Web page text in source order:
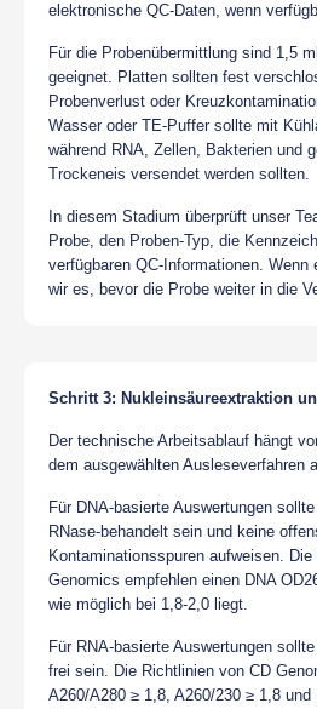
elektronische QC-Daten, wenn
Für die Probenübermittlung sind 1,5
geeignet. Platten sollten fest
Probenverlust oder
Wasser oder TE-Puffer sollte mit
während RNA, Zellen, Bakterien und
Trockeneis versendet werden sollten.
In diesem Stadium überprüft unser
Probe, den Proben-Typ, die
verfügbaren QC-Informationen.
wir es, bevor die Probe weiter in die
Schritt 3: Nukleinsäureextraktion
Der technische Arbeitsablauf hängt
dem ausgewählten Ausleseverfahren
Für DNA-basierte Auswertungen
RNase-behandelt sein und keine
Kontaminationsspuren aufweisen.
Genomics empfehlen einen DNA
wie möglich bei 1,8-2,0 liegt.
Für RNA-basierte Auswertungen
frei sein. Die Richtlinien von CD
A260/A280 ≥ 1,8, A260/230 ≥ 1,8